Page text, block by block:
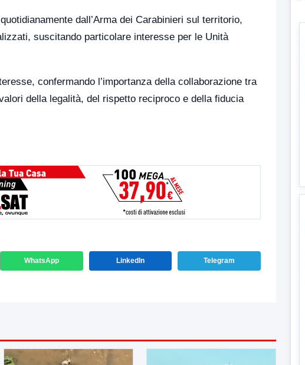
dall’Arma dei Carabinieri sul territorio,
suscitando particolare interesse per le Unità
confermando l’importanza della collaborazione tra
della legalità, del rispetto reciproco e della fiducia
WhatsApp LinkedIn Telegram